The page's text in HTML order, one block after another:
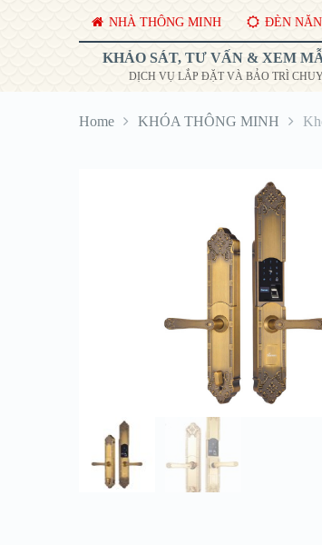
NHÀ THÔNG MINH ĐÈN
KHẢO SÁT, TƯ VẤN & XEM
DỊCH VỤ LẮP ĐẶT VÀ BẢO TRÌ
Home KHÓA THÔNG MINH